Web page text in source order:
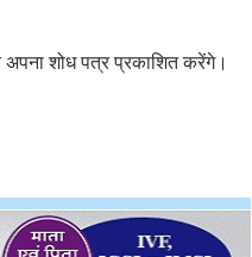
अपना शोध पत्र प्रकाशित करेंगे।